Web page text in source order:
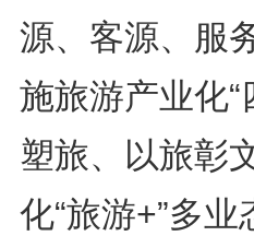
源、客源、服
施旅游产业化
塑旅、以旅彰
化“旅游+”多